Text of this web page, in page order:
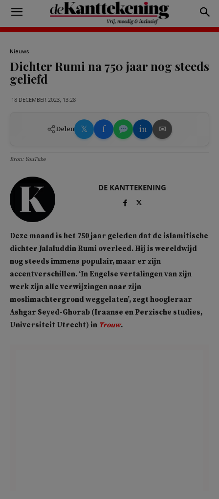
Nieuws
Dichter Rumi na 750 jaar nog steeds
geliefd
18 DECEMBER 2023, 13:28
Delen 𝕏 f in ✉
Bron: YouTube
DE KANTTEKENING
Deze maand is het 750 jaar geleden dat de islamitische
dichter Jalaluddin Rumi overleed. Hij is wereldwijd
nog steeds immens populair, maar er zijn
accentverschillen. ‘In Engelse vertalingen van zijn
werk zijn alle verwijzingen naar zijn
moslimachtergrond weggelaten’, zegt hoogleraar
Ashgar Seyed-Ghorab (Iraanse en Perzische studies,
Universiteit Utrecht) in Trouw.